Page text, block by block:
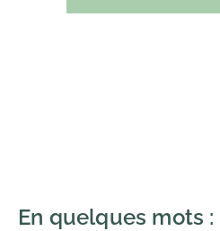
En quelques mots :